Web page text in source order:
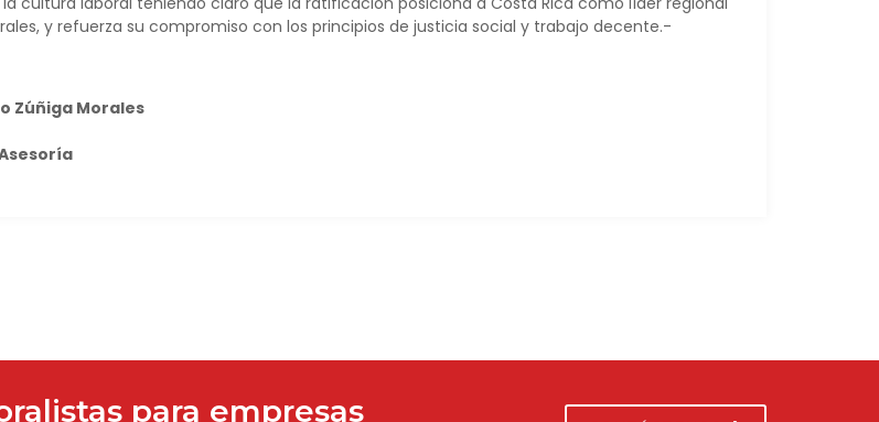
y refuerza su compromiso con los principios de justicia social y trabajo decente.-
Zúñiga Morales
para empresas